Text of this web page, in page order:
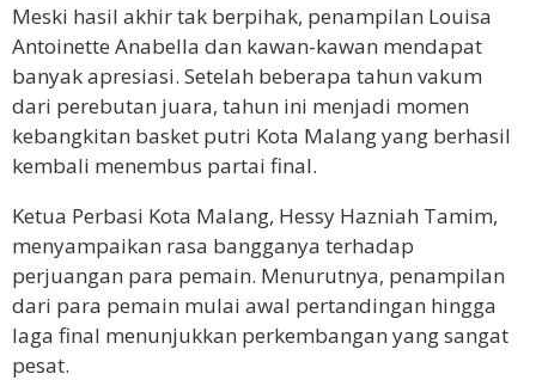
Meski hasil akhir tak berpihak, penampilan Louisa
Antoinette Anabella dan kawan-kawan mendapat
banyak apresiasi. Setelah beberapa tahun vakum
dari perebutan juara, tahun ini menjadi momen
kebangkitan basket putri Kota Malang yang berhasil
kembali menembus partai final.
Ketua Perbasi Kota Malang, Hessy Hazniah Tamim,
menyampaikan rasa bangganya terhadap
perjuangan para pemain. Menurutnya, penampilan
dari para pemain mulai awal pertandingan hingga
laga final menunjukkan perkembangan yang sangat
pesat.